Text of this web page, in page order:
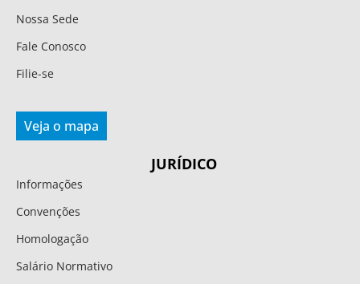
Nossa Sede
Fale Conosco
Filie-se
Veja o mapa
JURÍDICO
Informações
Convenções
Homologação
Salário Normativo